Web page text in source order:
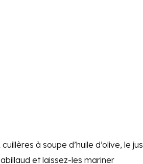
à soupe d’huile d’olive, le jus
et laissez-les mariner